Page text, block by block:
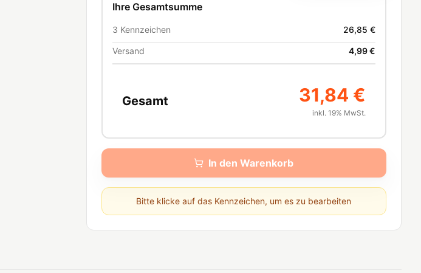
Ihre Gesamtsumme
3 Kennzeichen 26,85 €
Versand 4,99 €
Gesamt 31,84 €
inkl. 19% MwSt.
In den Warenkorb
Bitte klicke auf das Kennzeichen, um es zu bearbeiten